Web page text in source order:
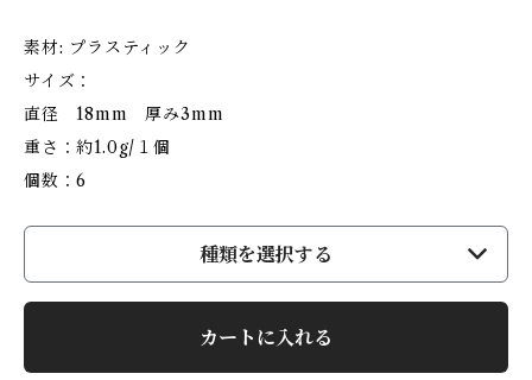
素材: プラスティック
サイズ：
直径 18mm 厚み3mm
重さ：約1.0g/１個
個数：6
種類を選択する
カートに入れる